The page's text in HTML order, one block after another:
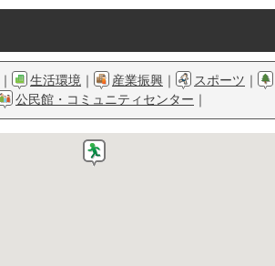
｜ 生活環境 ｜ 産業振興 ｜ スポーツ ｜
公民館・コミュニティセンター ｜